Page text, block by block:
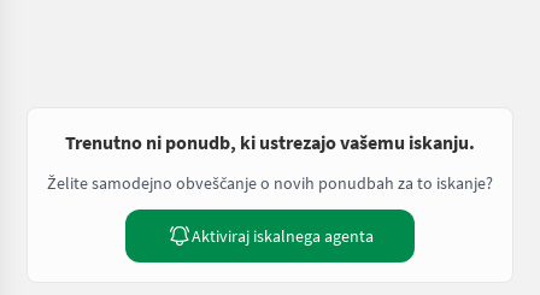
Trenutno ni ponudb, ki ustrezajo vašemu iskanju.
Želite samodejno obveščanje o novih ponudbah za to iskanje?
Aktiviraj iskalnega agenta